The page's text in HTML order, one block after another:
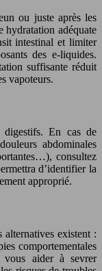
ou juste après les
hydratation adéquate
intestinal et limiter
des e-liquides.
suffisante réduit
vapoteurs.
digestifs. En cas de
abdominales
consultez
d’identifier la
approprié.
alternatives existent :
comportementales
vous aider à sevrer